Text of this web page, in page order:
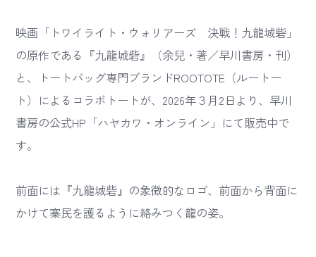
映画「トワイライト・ウォリアーズ 決戦！九龍城砦」
の原作である『九龍城砦』（余兒・著／早川書房・刊）
と、トートバッグ専門ブランドROOTOTE（ルートー
ト）によるコラボトートが、2026年３月2日より、早川
書房の公式HP「ハヤカワ・オンライン」にて販売中で
す。
前面には『九龍城砦』の象徴的なロゴ、前面から背面に
かけて寨民を護るように絡みつく龍の姿。